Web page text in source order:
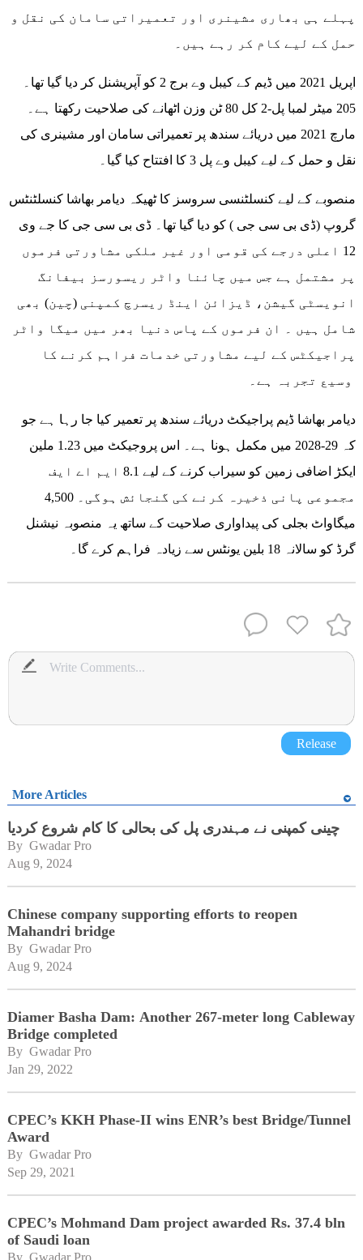
پہلے ہی بھاری مشینری اور تعمیراتی سامان کی نقل و
حمل کے لیے کام کر رہے ہیں۔
اپریل 2021 میں ڈیم کے کیبل وے برج 2 کو آپریشنل کر دیا گیا تھا۔
205 میٹر لمبا پل-2 کل 80 ٹن وزن اٹھانے کی صلاحیت رکھتا ہے۔
مارچ 2021 میں دریائے سندھ پر تعمیراتی سامان اور مشینری کی
نقل و حمل کے لیے کیبل وے پل 3 کا افتتاح کیا گیا۔
منصوبے کے لیے کنسلٹنسی سروسز کا ٹھیکہ دیامر بھاشا کنسلٹنٹس
گروپ (ڈی بی سی جی ) کو دیا گیا تھا۔ ڈی بی سی جی کا جے وی
12 اعلی درجے کی قومی اور غیر ملکی مشاورتی فرموں
پر مشتمل ہے جس میں چائنا واٹر ریسورسز بیفانگ
انویسٹی گیشن، ڈیزائن اینڈ ریسرچ کمپنی (چین) بھی
شامل ہیں ۔ ان فرموں کے پاس دنیا بھر میں میگا واٹر
پراجیکٹس کے لیے مشاورتی خدمات فراہم کرنے کا
دیامر بھاشا ڈیم پراجیکٹ دریائے سندھ پر تعمیر کیا جا رہا ہے جو
کہ 29-2028 میں مکمل ہونا ہے۔ اس پروجیکٹ میں 1.23 ملین
ایکڑ اضافی زمین کو سیراب کرنے کے لیے 8.1 ایم اے ایف
مجموعی پانی ذخیرہ کرنے کی گنجائش ہوگی۔ 4,500
میگاواٹ بجلی کی پیداواری صلاحیت کے ساتھ یہ منصوبہ نیشنل
گرڈ کو سالانہ 18 بلین یونٹس سے زیادہ فراہم کرے گا۔
Release
More Articles
چینی کمپنی نے مہندری پل کی بحالی کا کام شروع کردیا
By Gwadar Pro
Aug 9, 2024
Chinese company supporting efforts to reopen
Mahandri bridge
By Gwadar Pro
Aug 9, 2024
Diamer Basha Dam: Another 267-meter long Cableway
Bridge completed
By Gwadar Pro
Jan 29, 2022
CPEC’s KKH Phase-II wins ENR’s best Bridge/Tunnel
Award
By Gwadar Pro
Sep 29, 2021
CPEC’s Mohmand Dam project awarded Rs. 37.4 bln
of Saudi loan
By Gwadar Pro